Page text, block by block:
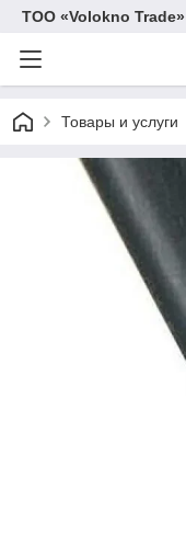
ТОО «Volokno Trade»
Товары и услуги